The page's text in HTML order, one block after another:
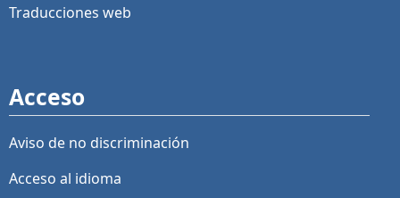
Traducciones web
Acceso
Aviso de no discriminación
Acceso al idioma